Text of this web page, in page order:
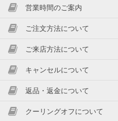
営業時間のご案内
ご注文方法について
ご来店方法について
キャンセルについて
返品・返金について
クーリングオフについて